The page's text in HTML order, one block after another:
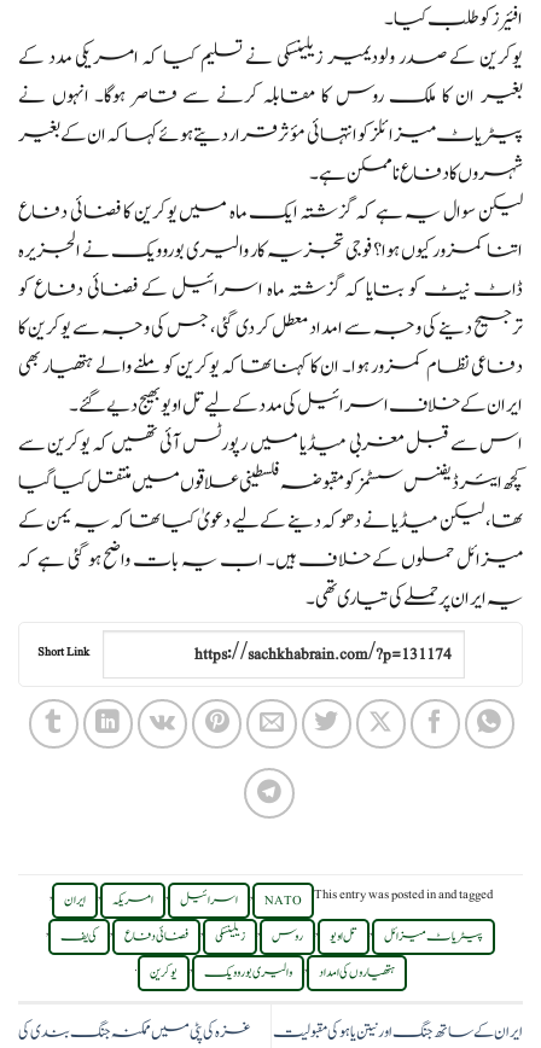
افئیرز کو طلب کیا۔
یوکرین کے صدر ولودیمیر زیلینسکی نے تسلیم کیا کہ امریکی مدد کے
بغیر ان کا ملک روس کا مقابلہ کرنے سے قاصر ہوگا۔ انہوں نے
پیٹریاٹ میزائلز کو انتہائی مؤثر قرار دیتے ہوئے کہا کہ ان کے بغیر
شہروں کا دفاع ناممکن ہے۔
لیکن سوال یہ ہے کہ گزشتہ ایک ماہ میں یوکرین کا فضائی دفاع
اتنا کمزور کیوں ہوا؟ فوجی تجزیہ کار والیری بوروویک نے الجزیرہ
ڈاٹ نیٹ کو بتایا کہ گزشتہ ماہ اسرائیل کے فضائی دفاع کو
ترجیح دینے کی وجہ سے امداد معطل کر دی گئی، جس کی وجہ سے یوکرین کا
دفاعی نظام کمزور ہوا۔ ان کا کہنا تھا کہ یوکرین کو ملنے والے ہتھیار بھی
ایران کے خلاف اسرائیل کی مدد کے لیے تل اویو بھیج دیے گئے۔
اس سے قبل مغربی میڈیا میں رپورٹس آئی تھیں کہ یوکرین سے
کچھ ایئر ڈیفنس سسٹمز کو مقبوضہ فلسطینی علاقوں میں منتقل کیا گیا
تھا، لیکن میڈیا نے دھوکہ دینے کے لیے دعویٰ کیا تھا کہ یہ یمن کے
میزائل حملوں کے خلاف ہیں۔ اب یہ بات واضح ہو گئی ہے کہ
یہ ایران پر حملے کی تیاری تھی۔
Short Link
This entry was posted inand tagged
NATO
, اسرائیل , امریکہ , ایران ,
پیٹریاٹ میزائل , تل اویو , روس , زیلینسکی , فضائی دفاع , کی‌یف ,
ہتھیاروں کی امداد , والیری بوروویک , یوکرین .
ایران کے ساتھ جنگ اور نیتن یاہو کی مقبولیت
غزہ کی پٹی میں ممکنہ جنگ بندی کی